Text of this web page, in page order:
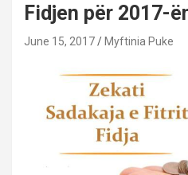
Fidjen për 2017-
June 15, 2017 Myftinia Puke